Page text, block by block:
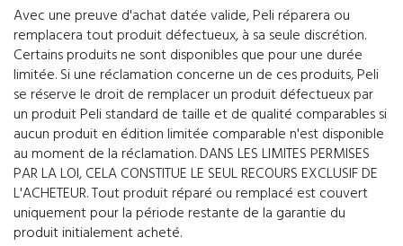
Avec une preuve d'achat datée valide, Peli réparera ou
remplacera tout produit défectueux, à sa seule discrétion.
Certains produits ne sont disponibles que pour une durée
limitée. Si une réclamation concerne un de ces produits, Peli
se réserve le droit de remplacer un produit défectueux par
un produit Peli standard de taille et de qualité comparables si
aucun produit en édition limitée comparable n'est disponible
au moment de la réclamation. DANS LES LIMITES PERMISES
PAR LA LOI, CELA CONSTITUE LE SEUL RECOURS EXCLUSIF DE
L'ACHETEUR. Tout produit réparé ou remplacé est couvert
uniquement pour la période restante de la garantie du
produit initialement acheté.